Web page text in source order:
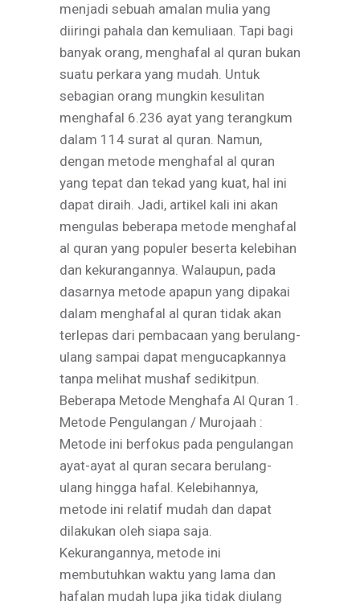
menjadi sebuah amalan mulia yang
diiringi pahala dan kemuliaan. Tapi bagi
banyak orang, menghafal al quran bukan
suatu perkara yang mudah. Untuk
sebagian orang mungkin kesulitan
menghafal 6.236 ayat yang terangkum
dalam 114 surat al quran. Namun,
dengan metode menghafal al quran
yang tepat dan tekad yang kuat, hal ini
dapat diraih. Jadi, artikel kali ini akan
mengulas beberapa metode menghafal
al quran yang populer beserta kelebihan
dan kekurangannya. Walaupun, pada
dasarnya metode apapun yang dipakai
dalam menghafal al quran tidak akan
terlepas dari pembacaan yang berulang-
ulang sampai dapat mengucapkannya
tanpa melihat mushaf sedikitpun.
Beberapa Metode Menghafa Al Quran 1.
Metode Pengulangan / Murojaah :
Metode ini berfokus pada pengulangan
ayat-ayat al quran secara berulang-
ulang hingga hafal. Kelebihannya,
metode ini relatif mudah dan dapat
dilakukan oleh siapa saja.
Kekurangannya, metode ini
membutuhkan waktu yang lama dan
hafalan mudah lupa jika tidak diulang